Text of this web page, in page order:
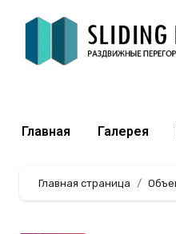
Главная Галерея
Главная страница